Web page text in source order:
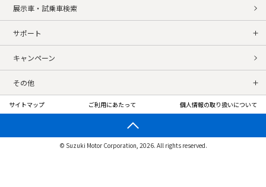
展示車・試乗車検索
サポート
キャンペーン
その他
サイトマップ ご利用にあたって 個人情報の取り扱いについて
© Suzuki Motor Corporation, 2026. All rights reserved.